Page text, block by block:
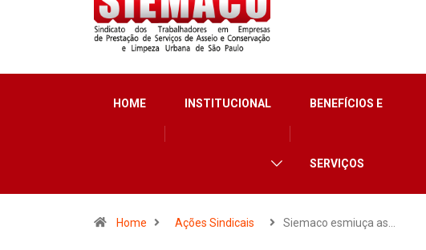
HOME INSTITUCIONAL BENEFÍCIOS E
SERVIÇOS
Home Ações Sindicais Siemaco esmiuça as…